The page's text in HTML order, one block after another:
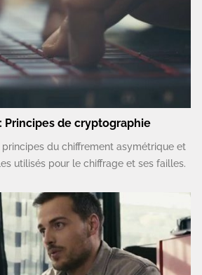
: Principes de cryptographie
du chiffrement asymétrique et
utilisés pour le chiffrage et ses failles.